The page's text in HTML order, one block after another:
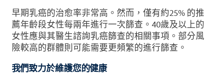
早期乳癌的治愈率非常高。然而，僅有約25% 的推
薦年齡段女性每兩年進行一次篩查。40歲及以上的
女性應與其醫生諮詢乳癌篩查的相關事項。部分風
險較高的群體則可能需要更頻繁的進行篩查。
我們致力於維護您的健康